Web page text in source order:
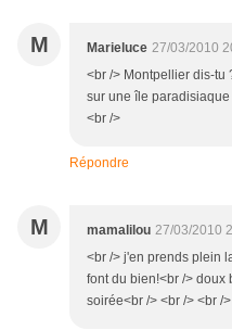
M Marieluce 27/03/2010
<br /> Montpellier dis-tu
sur une île
<br />
Répondre
M mamalilou 27/03/2010
<br /> j'en prends plein
font du bien!<br /> doux
soirée<br /> <br /> <br />